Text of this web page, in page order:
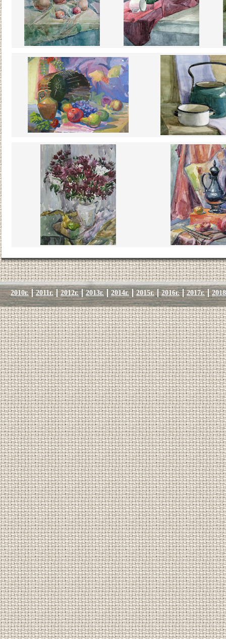
2010г. 2011г. 2012г. 2013г. 2014г. 2015г. 2016г. 2017г.